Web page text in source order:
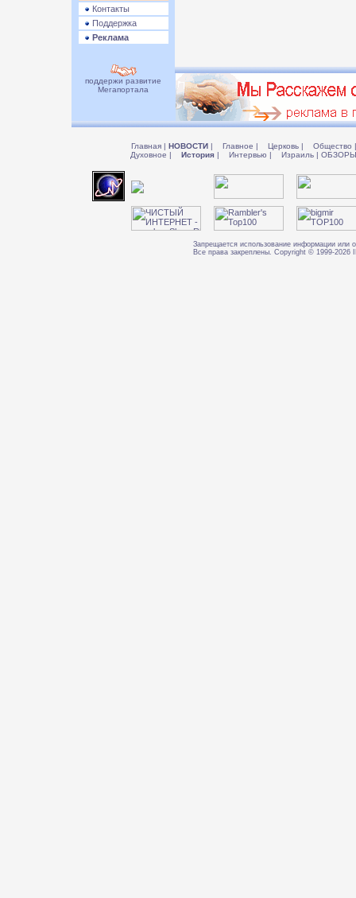
Контакты
Поддержка
Реклама
поддержи развитие
Мегапортала
Главная | НОВОСТИ | Главное | Церковь | Общество |
Духовное | История | Интервью | Израиль |
Запрещается использование информации или
Все права закреплены. Copyright © 1999-